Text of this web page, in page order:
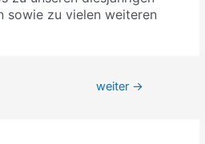
sowie zu vielen weiteren
weiter →